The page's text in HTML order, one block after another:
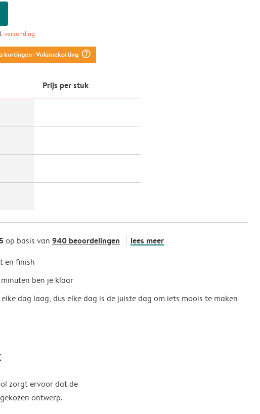
verzending
kortingen| Volumekorting question_mark_circle
Prijs per stuk
op basis van 940 beoordelingen lees meer
en finish
ben je klaar
dag laag, dus elke dag is de juiste dag om iets moois te maken
zorgt ervoor dat de
ontwerp.